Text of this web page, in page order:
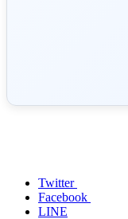
Twitter
Facebook
LINE